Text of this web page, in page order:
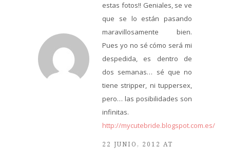
estas fotos!! Geniales, se ve
que se lo están pasando
maravillosamente bien.
Pues yo no sé cómo será mi
despedida, es dentro de
dos semanas… sé que no
tiene stripper, ni tuppersex,
pero… las posibilidades son
infinitas.
http://mycutebride.blogspot.com.es/
22 JUNIO, 2012 AT